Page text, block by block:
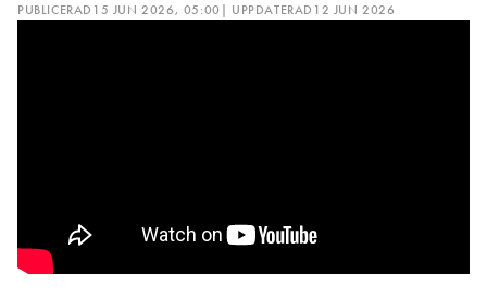
PUBLICERAD 15 JUN 2026, 05:00 | UPPDATERAD 12 JUN 2026